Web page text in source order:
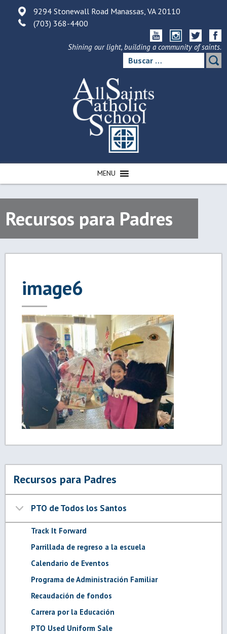
9294 Stonewall Road Manassas, VA 20110
(703) 368-4400
Shining our light, building a community of saints.
Buscar:
MENU
Recursos para Padres
image6
Recursos para Padres
PTO de Todos los Santos
Track It Forward
Parrillada de regreso a la escuela
Calendario de Eventos
Programa de Administración Familiar
Recaudación de fondos
Carrera por la Educación
PTO Used Uniform Sale